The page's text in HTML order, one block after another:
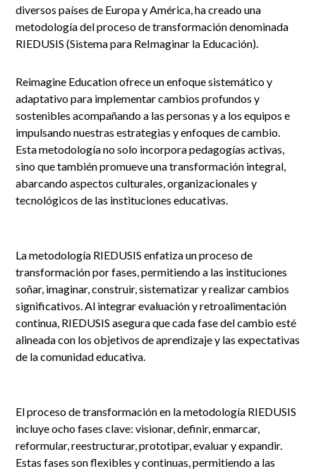
diversos países de Europa y América, ha creado una
metodología del proceso de transformación denominada
RIEDUSIS (Sistema para ReImaginar la Educación).
Reimagine Education ofrece un enfoque sistemático y
adaptativo para implementar cambios profundos y
sostenibles acompañando a las personas y a los equipos e
impulsando nuestras estrategias y enfoques de cambio.
Esta metodología no solo incorpora pedagogías activas,
sino que también promueve una transformación integral,
abarcando aspectos culturales, organizacionales y
tecnológicos de las instituciones educativas.
La metodología RIEDUSIS enfatiza un proceso de
transformación por fases, permitiendo a las instituciones
soñar, imaginar, construir, sistematizar y realizar cambios
significativos. Al integrar evaluación y retroalimentación
continua, RIEDUSIS asegura que cada fase del cambio esté
alineada con los objetivos de aprendizaje y las expectativas
de la comunidad educativa.
El proceso de transformación en la metodología RIEDUSIS
incluye ocho fases clave: visionar, definir, enmarcar,
reformular, reestructurar, prototipar, evaluar y expandir.
Estas fases son flexibles y continuas, permitiendo a las